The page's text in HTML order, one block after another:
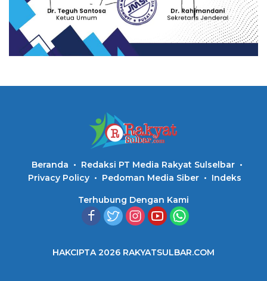
Beranda
Redaksi PT Media Rakyat Sulselbar
Privacy Policy
Pedoman Media Siber Indeks
Terhubung Dengan Kami
HAKCIPTA 2026 RAKYATSULBAR.COM